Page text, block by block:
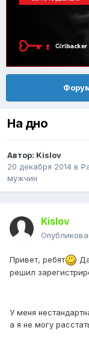
На дно
Автор: Kislov
20 декабря 2014 в
мужчин
Kislov
Привет, ребят
решил
У меня
а я не могу